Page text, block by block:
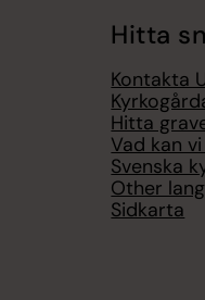
Hitta
Kontakta
Hitta
Vad kan
Svenska
Other
Sidkarta